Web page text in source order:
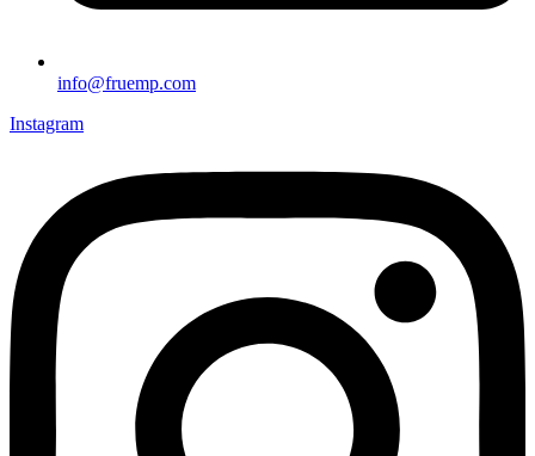
info@fruemp.com
Instagram